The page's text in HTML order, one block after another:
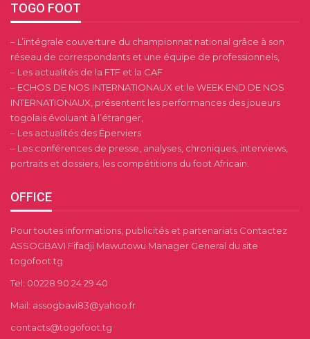
TOGO FOOT
– L’intégrale couverture du championnat national grâce à son
réseau de correspondants et une équipe de professionnels,
– Les actualités de la FTF et la CAF
– ECHOS DE NOS INTERNATIONAUX et le WEEK END DE NOS
INTERNATIONAUX, présentent les performances des joueurs
togolais évoluant à l’étranger,
– Les actualités des Éperviers
– Les conférences de presse, analyses, chroniques, interviews,
portraits et dossiers, les compétitions du foot Africain.
OFFICE
Pour toutes informations, publicités et partenariats Contactez
ASSOGBAVI Fifadji Mawutowu Manager General du site
togofoot.tg
Tel: 00228 90 24 29 40
Mail: assogbavi83@yahoo.fr
contacts@togofoot.tg